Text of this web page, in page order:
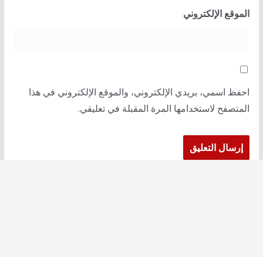
الموقع الإلكتروني
احفظ اسمي، بريدي الإلكتروني، والموقع الإلكتروني في هذا
المتصفح لاستخدامها المرة المقبلة في تعليقي.